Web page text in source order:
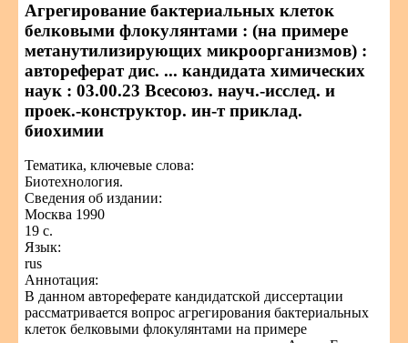
Агрегирование бактериальных клеток
белковыми флокулянтами : (на примере
метанутилизирующих микроорганизмов) :
автореферат дис. ... кандидата химических
наук : 03.00.23 Всесоюз. науч.-исслед. и
проек.-конструктор. ин-т приклад.
биохимии
Тематика, ключевые слова:
Биотехнология.
Сведения об издании:
Москва 1990
19 с.
Язык:
rus
Аннотация:
В данном автореферате кандидатской диссертации
рассматривается вопрос агрегирования бактериальных
клеток белковыми флокулянтами на примере